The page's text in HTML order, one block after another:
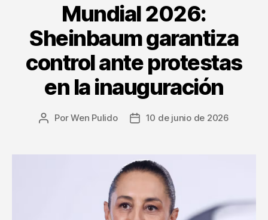
Mundial 2026:
Sheinbaum garantiza
control ante protestas
en la inauguración
PorWen Pulido 10 de junio de 2026